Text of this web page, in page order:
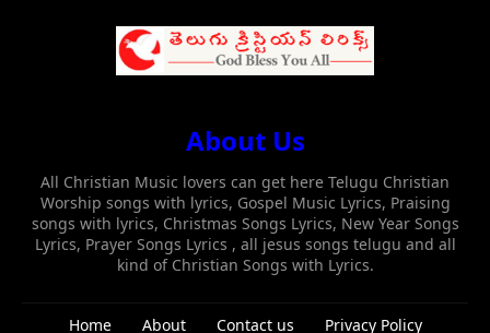
About Us
All Christian Music lovers can get here Telugu Christian
Worship songs with lyrics, Gospel Music Lyrics, Praising
songs with lyrics, Christmas Songs Lyrics, New Year Songs
Lyrics, Prayer Songs Lyrics , all jesus songs telugu and all
kind of Christian Songs with Lyrics.
Home About Contact us Privacy Policy